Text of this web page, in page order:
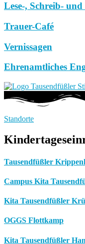
Lese-, Schreib-
Trauer-Café
Vernissagen
Ehrenamtliches
Standorte
Tausendfüßler
Campus Kita
Kita Tausendfüßler
OGGS Flottkamp
Kita Tausendfüßler